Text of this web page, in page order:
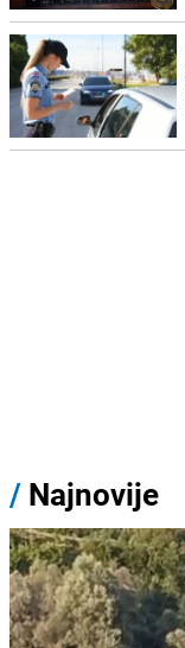
/ Najnovije